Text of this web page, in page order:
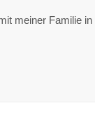
meiner Familie